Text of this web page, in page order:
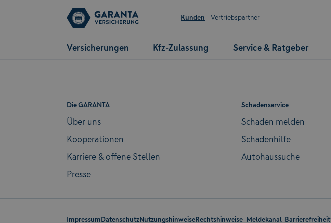
Kunden Vertriebspartner
Versicherungen Kfz-Zulassung Service & Ratgeber
Die GARANTA
Über uns
Kooperationen
Karriere & offene Stellen
Presse
Schadenservice
Schaden melden
Schadenhilfe
Autohaussuche
ImpressumDatenschutzNutzungshinweiseRechtshinweise Meldekanal Barrierefreiheit